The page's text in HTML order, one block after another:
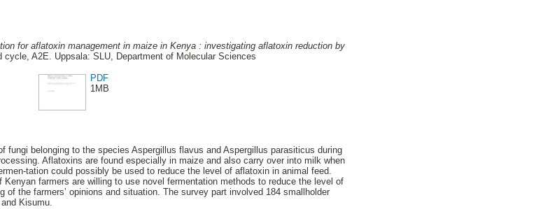
for aflatoxin management in maize in Kenya : investigating aflatoxin reduction by
cycle, A2E. Uppsala: SLU, Department of Molecular Sciences
PDF
1MB
fungi belonging to the species Aspergillus flavus and Aspergillus parasiticus during
Aflatoxins are found especially in maize and also carry over into milk when
tation could possibly be used to reduce the level of aflatoxin in animal feed.
farmers are willing to use novel fermentation methods to reduce the level of
of the farmers’ opinions and situation. The survey part involved 184 smallholder
Kisumu.